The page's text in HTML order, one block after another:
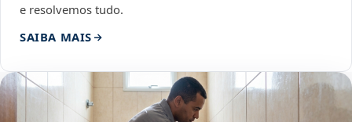
e resolvemos tudo.
SAIBA MAIS